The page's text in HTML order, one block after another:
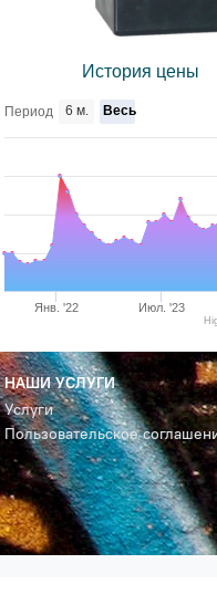
История цены
Янв. '22 Июл. '23
Период 6 м. Весь
НАШИ УСЛУГИ
Услуги
Пользовательское